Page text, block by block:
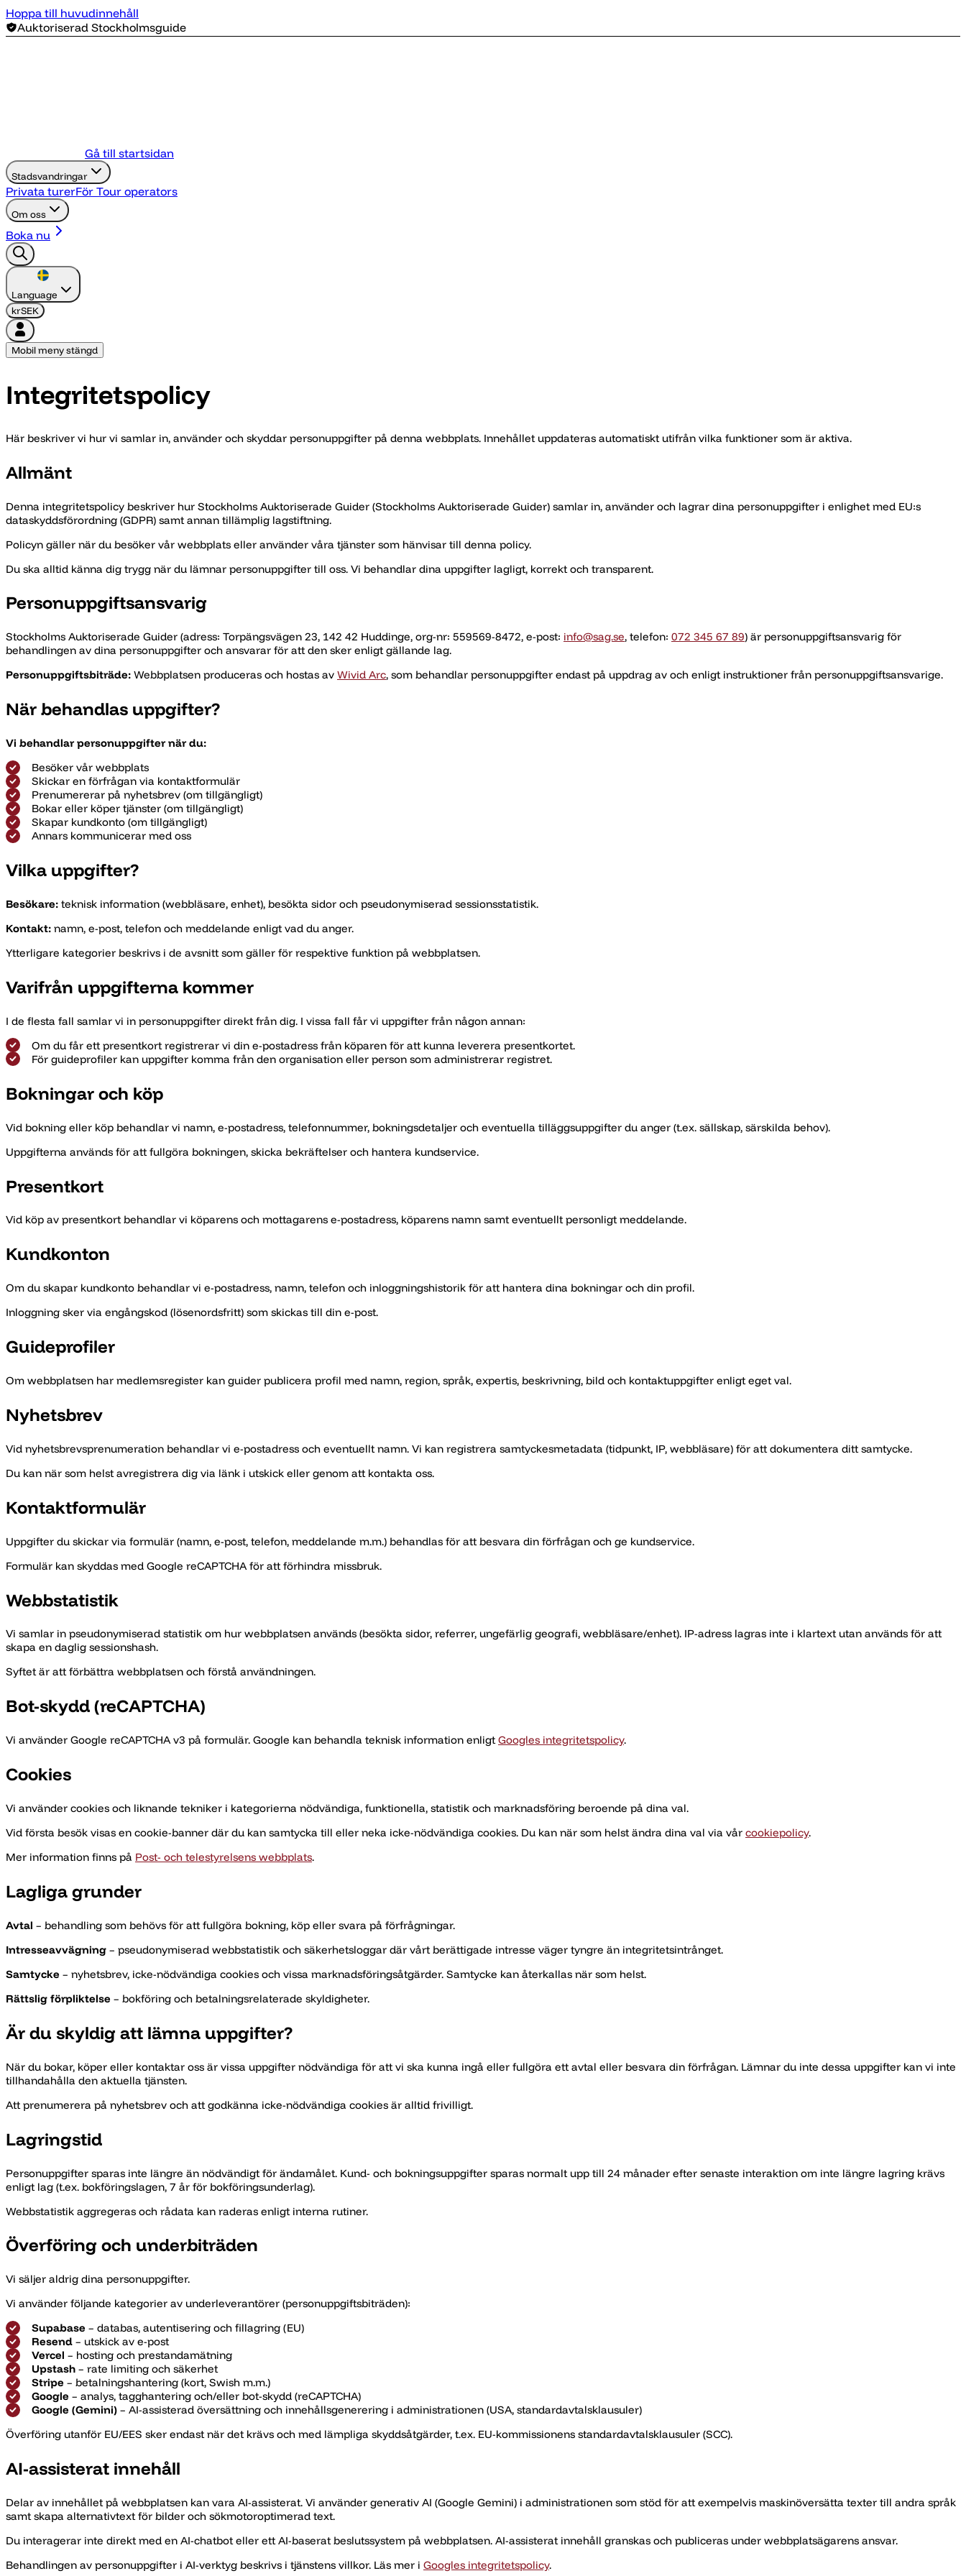
Hoppa till huvudinnehåll
Auktoriserad Stockholmsguide
Gå till startsidan
Stadsvandringar
Privata turerFör Tour operators
Om oss
Boka nu
Language
krSEK
Mobil meny stängd
Integritetspolicy
Här beskriver vi hur vi samlar in, använder och skyddar personuppgifter på denna webbplats. Innehållet uppdateras automatiskt utifrån vilka funktioner som är aktiva.
Allmänt
Denna integritetspolicy beskriver hur Stockholms Auktoriserade Guider (Stockholms Auktoriserade Guider) samlar in, använder och lagrar dina personuppgifter i enlighet med EU:s
dataskyddsförordning (GDPR) samt annan tillämplig lagstiftning.
Policyn gäller när du besöker vår webbplats eller använder våra tjänster som hänvisar till denna policy.
Du ska alltid känna dig trygg när du lämnar personuppgifter till oss. Vi behandlar dina uppgifter lagligt, korrekt och transparent.
Personuppgiftsansvarig
Stockholms Auktoriserade Guider (adress: Torpängsvägen 23, 142 42 Huddinge, org-nr: 559569-8472, e-post: info@sag.se, telefon: 072 345 67 89) är personuppgiftsansvarig för
behandlingen av dina personuppgifter och ansvarar för att den sker enligt gällande lag.
Personuppgiftsbiträde: Webbplatsen produceras och hostas av Wivid Arc, som behandlar personuppgifter endast på uppdrag av och enligt instruktioner från personuppgiftsansvarige.
När behandlas uppgifter?
Vi behandlar personuppgifter när du:
Besöker vår webbplats
Skickar en förfrågan via kontaktformulär
Prenumererar på nyhetsbrev (om tillgängligt)
Bokar eller köper tjänster (om tillgängligt)
Skapar kundkonto (om tillgängligt)
Annars kommunicerar med oss
Vilka uppgifter?
Besökare: teknisk information (webbläsare, enhet), besökta sidor och pseudonymiserad sessionsstatistik.
Kontakt: namn, e-post, telefon och meddelande enligt vad du anger.
Ytterligare kategorier beskrivs i de avsnitt som gäller för respektive funktion på webbplatsen.
Varifrån uppgifterna kommer
I de flesta fall samlar vi in personuppgifter direkt från dig. I vissa fall får vi uppgifter från någon annan:
Om du får ett presentkort registrerar vi din e-postadress från köparen för att kunna leverera presentkortet.
För guideprofiler kan uppgifter komma från den organisation eller person som administrerar registret.
Bokningar och köp
Vid bokning eller köp behandlar vi namn, e-postadress, telefonnummer, bokningsdetaljer och eventuella tilläggsuppgifter du anger (t.ex. sällskap, särskilda behov).
Uppgifterna används för att fullgöra bokningen, skicka bekräftelser och hantera kundservice.
Presentkort
Vid köp av presentkort behandlar vi köparens och mottagarens e-postadress, köparens namn samt eventuellt personligt meddelande.
Kundkonton
Om du skapar kundkonto behandlar vi e-postadress, namn, telefon och inloggningshistorik för att hantera dina bokningar och din profil.
Inloggning sker via engångskod (lösenordsfritt) som skickas till din e-post.
Guideprofiler
Om webbplatsen har medlemsregister kan guider publicera profil med namn, region, språk, expertis, beskrivning, bild och kontaktuppgifter enligt eget val.
Nyhetsbrev
Vid nyhetsbrevsprenumeration behandlar vi e-postadress och eventuellt namn. Vi kan registrera samtyckesmetadata (tidpunkt, IP, webbläsare) för att dokumentera ditt samtycke.
Du kan när som helst avregistrera dig via länk i utskick eller genom att kontakta oss.
Kontaktformulär
Uppgifter du skickar via formulär (namn, e-post, telefon, meddelande m.m.) behandlas för att besvara din förfrågan och ge kundservice.
Formulär kan skyddas med Google reCAPTCHA för att förhindra missbruk.
Webbstatistik
Vi samlar in pseudonymiserad statistik om hur webbplatsen används (besökta sidor, referrer, ungefärlig geografi, webbläsare/enhet). IP-adress lagras inte i klartext utan används för att
skapa en daglig sessionshash.
Syftet är att förbättra webbplatsen och förstå användningen.
Bot-skydd (reCAPTCHA)
Vi använder Google reCAPTCHA v3 på formulär. Google kan behandla teknisk information enligtGoogles integritetspolicy.
Cookies
Vi använder cookies och liknande tekniker i kategorierna nödvändiga, funktionella, statistik och marknadsföring beroende på dina val.
Vid första besök visas en cookie-banner där du kan samtycka till eller neka icke-nödvändiga cookies. Du kan när som helst ändra dina val via vår cookiepolicy.
Mer information finns på Post- och telestyrelsens webbplats.
Lagliga grunder
Avtal – behandling som behövs för att fullgöra bokning, köp eller svara på förfrågningar.
Intresseavvägning – pseudonymiserad webbstatistik och säkerhetsloggar där vårt berättigade intresse väger tyngre än integritetsintrånget.
Samtycke – nyhetsbrev, icke-nödvändiga cookies och vissa marknadsföringsåtgärder. Samtycke kan återkallas när som helst.
Rättslig förpliktelse – bokföring och betalningsrelaterade skyldigheter.
Är du skyldig att lämna uppgifter?
När du bokar, köper eller kontaktar oss är vissa uppgifter nödvändiga för att vi ska kunna ingå eller fullgöra ett avtal eller besvara din förfrågan. Lämnar du inte dessa uppgifter kan vi inte
tillhandahålla den aktuella tjänsten.
Att prenumerera på nyhetsbrev och att godkänna icke-nödvändiga cookies är alltid frivilligt.
Lagringstid
Personuppgifter sparas inte längre än nödvändigt för ändamålet. Kund- och bokningsuppgifter sparas normalt upp till 24 månader efter senaste interaktion om inte längre lagring krävs
enligt lag (t.ex. bokföringslagen, 7 år för bokföringsunderlag).
Webbstatistik aggregeras och rådata kan raderas enligt interna rutiner.
Överföring och underbiträden
Vi säljer aldrig dina personuppgifter.
Vi använder följande kategorier av underleverantörer (personuppgiftsbiträden):
Supabase – databas, autentisering och fillagring (EU)
Resend – utskick av e-post
Vercel – hosting och prestandamätning
Upstash – rate limiting och säkerhet
Stripe – betalningshantering (kort, Swish m.m.)
Google – analys, tagghantering och/eller bot-skydd (reCAPTCHA)
Google (Gemini) – AI-assisterad översättning och innehållsgenerering i administrationen (USA, standardavtalsklausuler)
Överföring utanför EU/EES sker endast när det krävs och med lämpliga skyddsåtgärder, t.ex. EU-kommissionens standardavtalsklausuler (SCC).
AI-assisterat innehåll
Delar av innehållet på webbplatsen kan vara AI-assisterat. Vi använder generativ AI (Google Gemini) i administrationen som stöd för att exempelvis maskinöversätta texter till andra språk
samt skapa alternativtext för bilder och sökmotoroptimerad text.
Du interagerar inte direkt med en AI-chatbot eller ett AI-baserat beslutssystem på webbplatsen. AI-assisterat innehåll granskas och publiceras under webbplatsägarens ansvar.
Behandlingen av personuppgifter i AI-verktyg beskrivs i tjänstens villkor. Läs mer i Googles integritetspolicy.